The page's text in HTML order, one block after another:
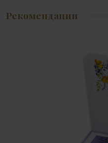
Рекомендации